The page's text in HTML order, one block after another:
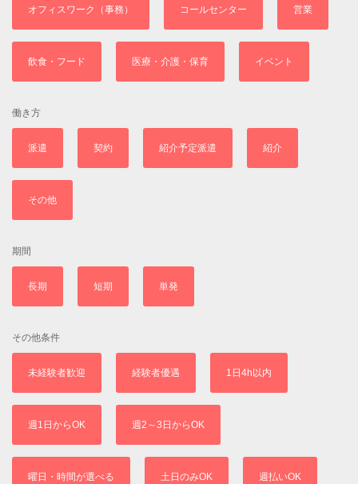
オフィスワーク（事務） コールセンター 営業
飲食・フード 医療・介護・保育 イベント
働き方
派遣 契約 紹介予定派遣 紹介
その他
期間
長期 短期 単発
その他条件
未経験者歓迎 経験者優遇 1日4h以内
週1日からOK 週2～3日からOK
曜日・時間が選べる 土日のみOK 週払いOK